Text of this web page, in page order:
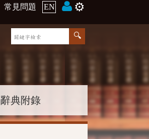
常見問題 EN ⚙️
辭典附錄